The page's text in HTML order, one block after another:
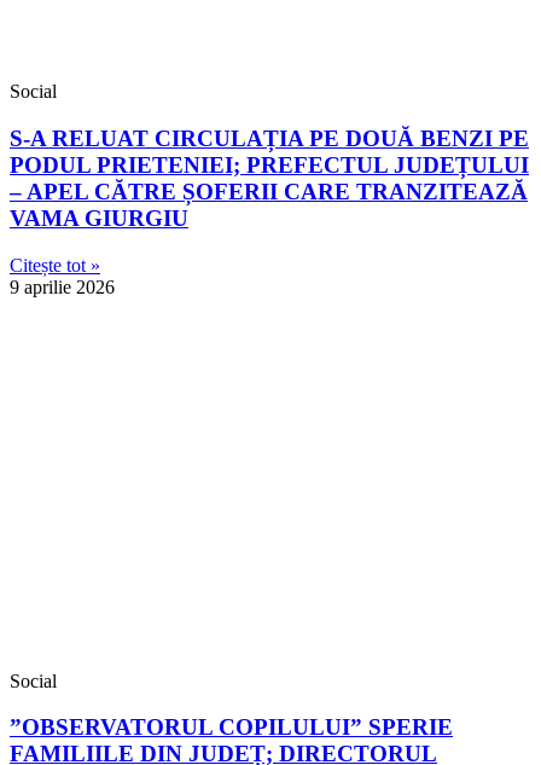
Social
S-A RELUAT CIRCULAȚIA PE DOUĂ BENZI PE
PODUL PRIETENIEI; PREFECTUL JUDEȚULUI
– APEL CĂTRE ȘOFERII CARE TRANZITEAZĂ
VAMA GIURGIU
Citește tot »
9 aprilie 2026
Social
”OBSERVATORUL COPILULUI” SPERIE
FAMILIILE DIN JUDEȚ; DIRECTORUL